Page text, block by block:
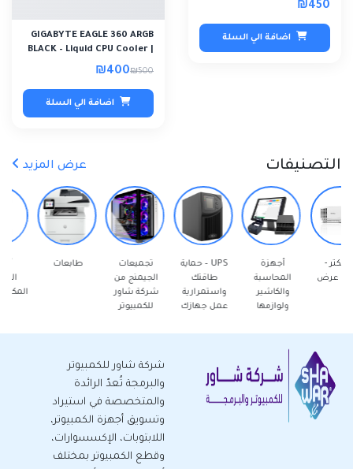
₪450
اضافة الي السلة
GIGABYTE EAGLE 360 ARGB
BLACK – Liquid CPU Cooler |
360MM AI..
₪500
₪400
اضافة الي السلة
التصنيفات عرض المزيد
أجهزة
المحاسبة
UPS – حماية
طاقتك
واستمرارية
عمل جهازك
تجميعات
الجيمنج من
شركة شاور
للكمبيوتر
طابعات
المكتبية - جديد
شركة شاور للكمبيوتر
والبرمجة تُعدّ الرائدة
والمتخصصة في استيراد
وتسويق أجهزة الكمبيوتر،
اللابتوبات، الإكسسوارات،
وقطع الكمبيوتر بمختلف